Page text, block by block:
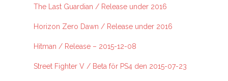
The Last Guardian / Release under 2016
Horizon Zero Dawn / Release under 2016
Hitman / Release – 2015-12-08
Street Fighter V / Beta för PS4 den 2015-07-23